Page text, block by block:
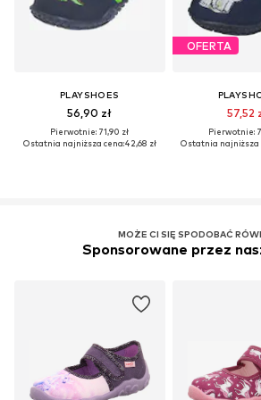
PLAYSHOES
56,90 zł
Pierwotnie: 71,90 zł
Ostatnia najniższa cena:42,68 zł
OFERTA
57,52
Pierwotnie:
Ostatnia najniższa
MOŻE CI SIĘ SPODOBAĆ
Sponsorowane przez